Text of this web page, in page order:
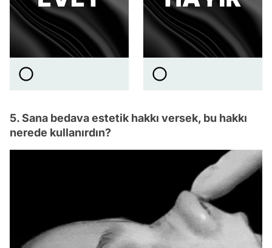
5. Sana bedava estetik hakkı versek, bu hakkı
nerede kullanırdın?